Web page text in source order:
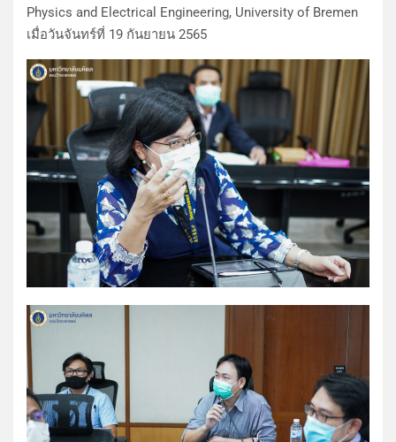
Physics and Electrical Engineering, University of Bremen
เมื่อวันจันทร์ที่ 19 กันยายน 2565